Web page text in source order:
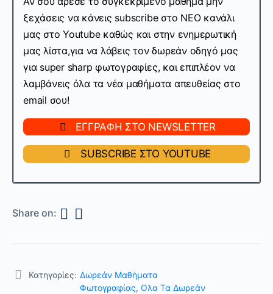
ξεχάσεις να κάνεις subscribe στo ΝΕΟ κανάλι
μας στο Youtube καθώς και στην ενημερωτική
μας λίστα,για να λάβεις τον δωρεάν οδηγό μας
για super sharp φωτογραφίες, και επιπλέον να
λαμβάνεις όλα τα νέα μαθήματα απευθείας στο
email σου!
ΕΓΓΡΑΦΗ ΣΤΟ NEWSLETTER
SUBSCRIBE ΣΤΟ YOUTUBE
Share on:
Κατηγορίες: Δωρεάν Μαθήματα
Φωτογραφίας, Ολα Τα Δωρεάν